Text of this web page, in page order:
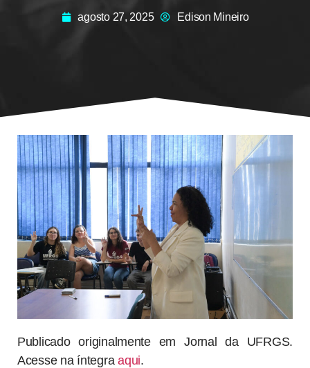
agosto 27, 2025 Edison Mineiro
Publicado originalmente em Jornal da UFRGS.
Acesse na íntegraaqui.